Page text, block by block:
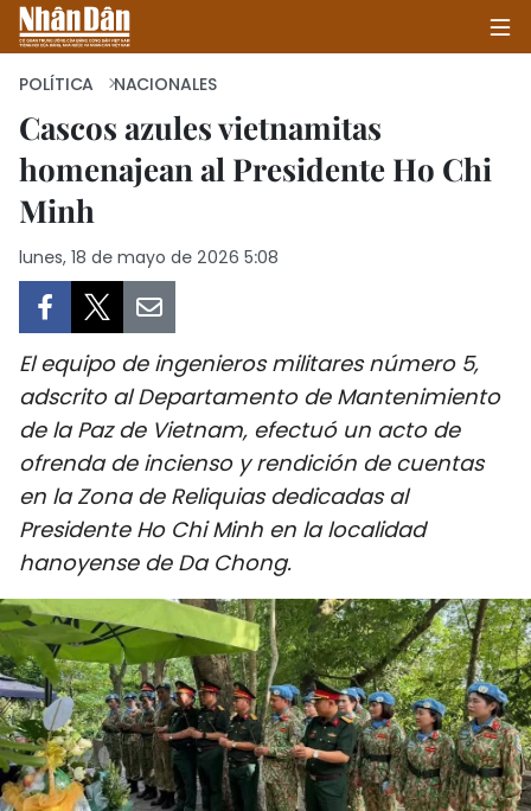
INICIO
SALUD - MEDIO AMBIENTE
CULTURA - ENTRETENIMIENTO
INTERNACIONAL
DEPORTES
VIAJES
PUENTE DE AMISTAD
HISTORIAS MULTIMEDIA
FOTOGRAFÍA
POLÍTICA NACIONALES
Cascos azules vietnamitas
homenajean al Presidente Ho Chi
Minh
lunes, 18 de mayo de 2026 5:08
El equipo de ingenieros militares número 5,
adscrito al Departamento de Mantenimiento
de la Paz de Vietnam, efectuó un acto de
ofrenda de incienso y rendición de cuentas
en la Zona de Reliquias dedicadas al
Presidente Ho Chi Minh en la localidad
hanoyense de Da Chong.